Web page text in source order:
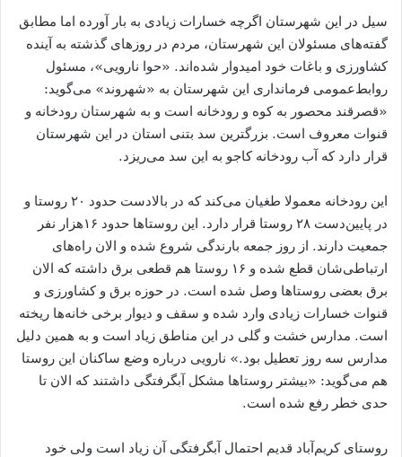
سیل در این شهرستان اگرچه خسارات زیادی به بار آورده اما مطابق
گفته‌های مسئولان این شهرستان، مردم در روزهای گذشته به آینده
کشاورزی و باغات خود امیدوار شده‌اند. «حوا نارویی»، مسئول
روابط‌عمومی فرمانداری این شهرستان به «شهروند» می‌گوید:
«قصرقند محصور به کوه و رودخانه است و به شهرستان‌ رودخانه و
قنوات معروف است. بزرگترین سد بتنی استان در این شهرستان
قرار دارد که آب رودخانه کاجو به این سد می‌ریزد.
این رودخانه معمولا طغیان می‌کند که در بالادست حدود ۲۰ روستا و
در پایین‌دست ۲۸ روستا قرار دارد. این روستاها حدود ۱۶‌هزار نفر
جمعیت دارند. از روز جمعه بارندگی شروع شده و الان راه‌های
ارتباطی‌شان قطع شده و ۱۶ روستا هم قطعی برق داشته که الان
برق بعضی روستاها وصل شده است. در حوزه برق و کشاورزی و
قنوات خسارات زیادی وارد شده و سقف و دیوار برخی خانه‌ها ریخته
است. مدارس خشت و گلی در این مناطق زیاد است و به همین دلیل
مدارس سه روز تعطیل بود.» نارویی درباره وضع ساکنان این روستا
هم می‌گوید: «بیشتر روستاها مشکل آبگرفتگی داشتند که الان تا
حدی خطر رفع شده است.
روستای کریم‌آباد قدیم احتمال آبگرفتگی آن زیاد است ولی خود